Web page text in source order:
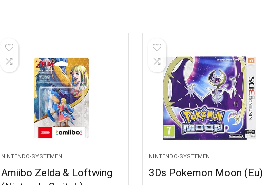
NINTENDO-SYSTEMEN
Amiibo Zelda & Loftwing
NINTENDO-SYSTEMEN
3Ds Pokemon Moon (Eu)